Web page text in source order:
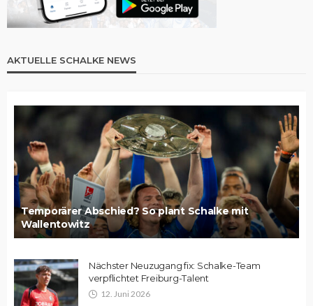
AKTUELLE SCHALKE NEWS
Temporärer Abschied? So plant Schalke mit
Wallentowitz
Nächster Neuzugang fix: Schalke-Team
verpflichtet Freiburg-Talent
12. Juni 2026